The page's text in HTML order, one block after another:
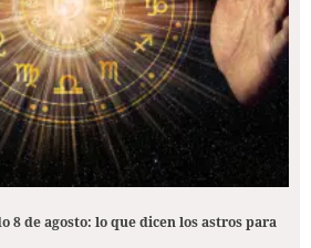
8 de agosto: lo que dicen los astros para